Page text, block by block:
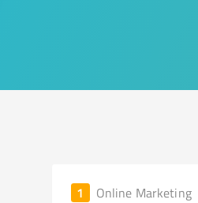
1 Online Marketing